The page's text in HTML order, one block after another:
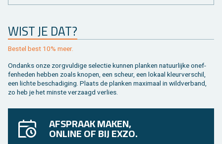
WIST JE DAT?
Be­stel best 10% meer.
On­danks onze zorg­vul­di­ge se­lec­tie kun­nen plan­ken na­tuur­lij­ke on­ef­
fen­he­den heb­ben zoals kno­pen, een scheur, een lo­kaal kleur­ver­schil,
een lich­te be­scha­di­ging. Plaats de plan­ken maxi­maal in wild­ver­band,
zo heb je het min­ste ver­zaagd ver­lies.
AFSPRAAK MAKEN,
ONLINE OF BIJ EXZO.